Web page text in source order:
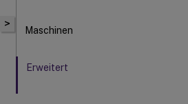
> Maschinen
Erweitert